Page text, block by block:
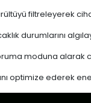
filtreleyerek
durumlarını
moduna alarak
optimize ederek